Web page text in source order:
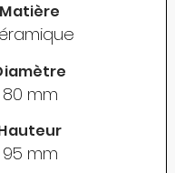
Matière
80 mm
95 mm